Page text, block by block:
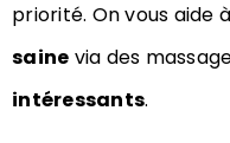
priorité. On vous aide
saine via des
intéressants.